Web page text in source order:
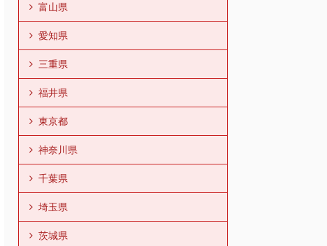
富山県
愛知県
三重県
福井県
東京都
神奈川県
千葉県
埼玉県
茨城県